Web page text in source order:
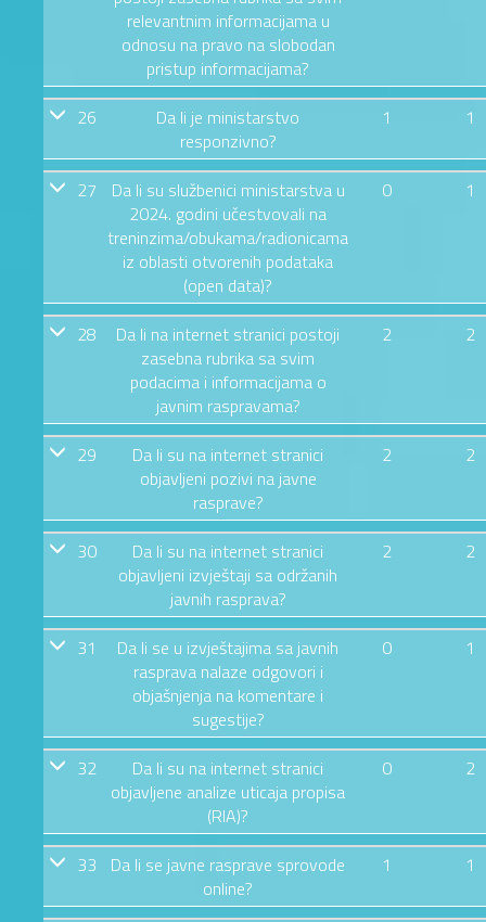
relevantnim informacijama u
odnosu na pravo na slobodan
pristup informacijama?
26
Da li je ministarstvo
responzivno?
1 1
27
Da li su službenici ministarstva u
2024. godini učestvovali na
treninzima/obukama/radionicama
iz oblasti otvorenih podataka
(open data)?
0 1
28
Da li na internet stranici postoji
zasebna rubrika sa svim
podacima i informacijama o
javnim raspravama?
2 2
29
Da li su na internet stranici
objavljeni pozivi na javne
rasprave?
2 2
30
Da li su na internet stranici
objavljeni izvještaji sa održanih
javnih rasprava?
2 2
31
Da li se u izvještajima sa javnih
rasprava nalaze odgovori i
objašnjenja na komentare i
sugestije?
0 1
32
Da li su na internet stranici
objavljene analize uticaja propisa
(RIA)?
0 2
33
Da li se javne rasprave sprovode
online?
1 1